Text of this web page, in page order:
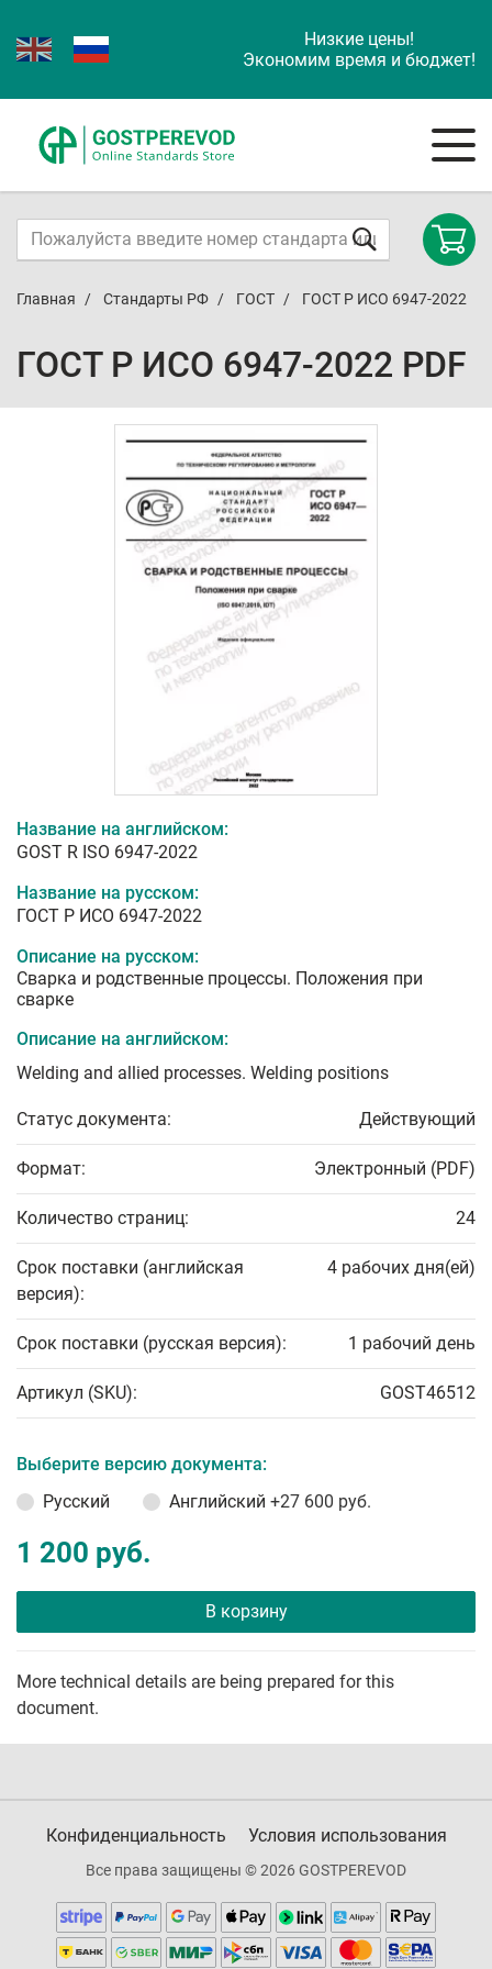
Низкие цены!
Экономим время и бюджет!
Главная Стандарты РФ ГОСТ ГОСТ Р ИСО 6947-2022
ГОСТ Р ИСО 6947-2022 PDF
Название на английском:
GOST R ISO 6947-2022
Название на русском:
ГОСТ Р ИСО 6947-2022
Описание на русском:
Сварка и родственные процессы. Положения при
сварке
Описание на английском:
Welding and allied processes. Welding positions
Статус документа: Действующий
Формат: Электронный (PDF)
Количество страниц: 24
Срок поставки (английская
версия):
4 рабочих дня(ей)
Срок поставки (русская версия): 1 рабочий день
Артикул (SKU): GOST46512
Выберите версию документа:
Русский
Английский +27 600 руб.
1 200 руб.
В корзину
More technical details are being prepared for this
document.
Конфиденциальность Условия использования
Все права защищены © 2026 GOSTPEREVOD